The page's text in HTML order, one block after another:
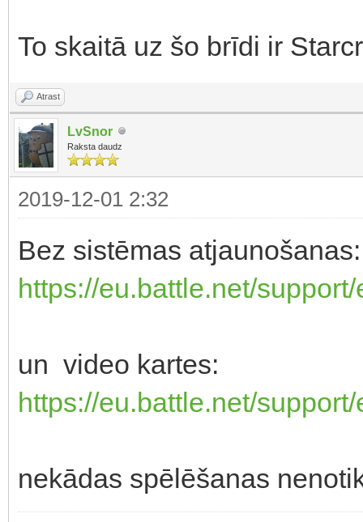
To skaitā uz šo brīdi ir
Atrast
LvSnor
Raksta daudz
2019-12-01 2:32
Bez sistēmas atjaunošanas:
https://eu.battle.net/
un video kartes:
https://eu.battle.net/
nekādas spēlēšanas